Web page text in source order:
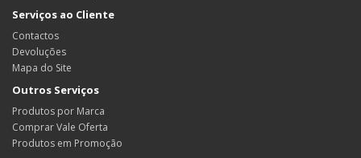
Serviços ao Cliente
Contactos
Devoluções
Mapa do Site
Outros Serviços
Produtos por Marca
Comprar Vale Oferta
Produtos em Promoção